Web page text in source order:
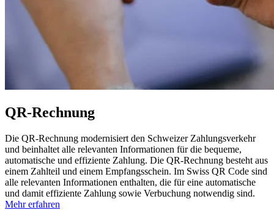
QR-Rechnung
Die QR-Rechnung modernisiert den Schweizer Zahlungsverkehr
und beinhaltet alle relevanten Informationen für die bequeme,
automatische und effiziente Zahlung. Die QR-Rechnung besteht aus
einem Zahlteil und einem Empfangsschein. Im Swiss QR Code sind
alle relevanten Informationen enthalten, die für eine automatische
und damit effiziente Zahlung sowie Verbuchung notwendig sind.
Mehr erfahren